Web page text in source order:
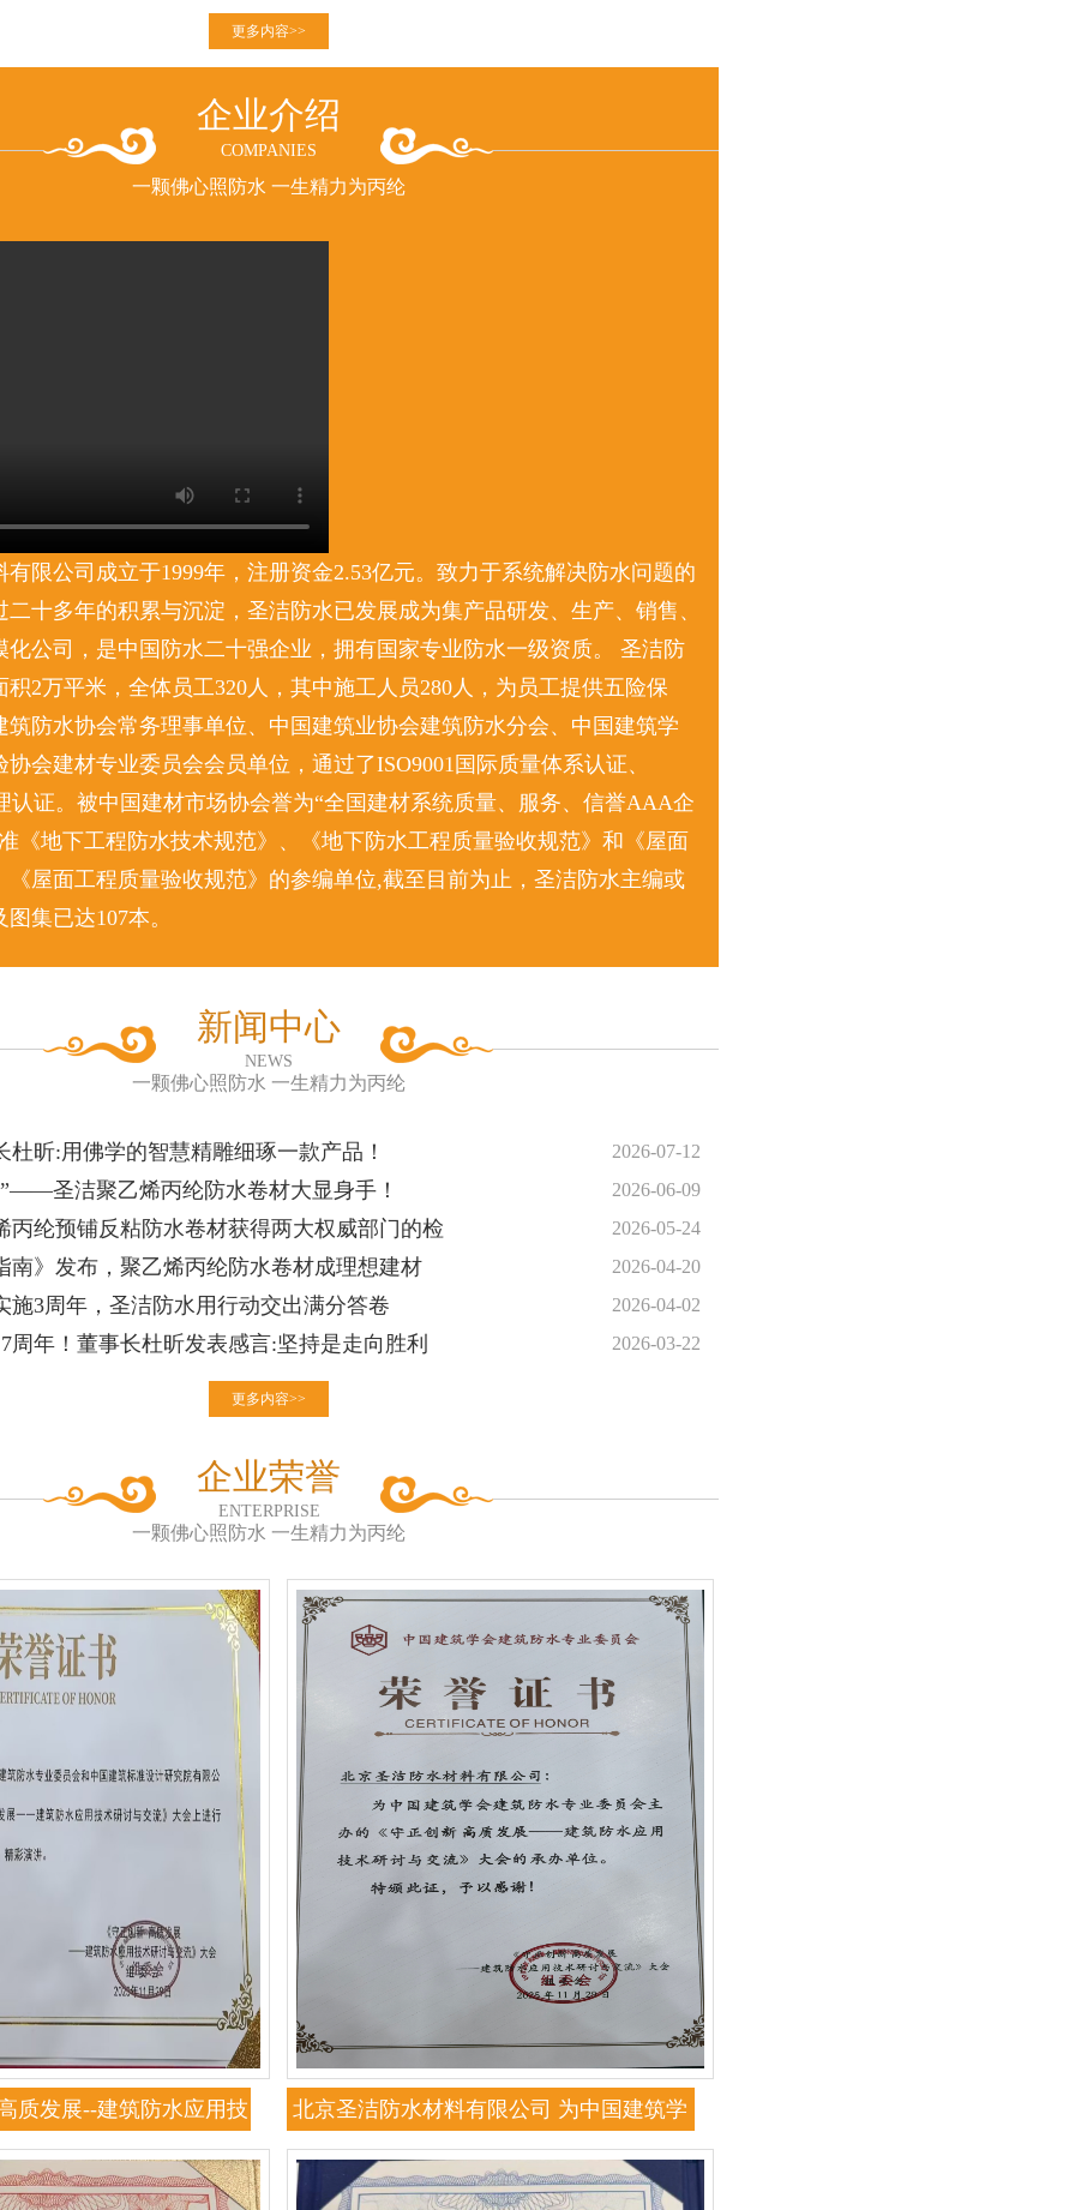
更多内容>>
企业介绍
COMPANIES
一颗佛心照防水 一生精力为丙纶
限公司成立于1999年，注册资金2.53亿元。致力于系统解决防水问题的
十多年的积累与沉淀，圣洁防水已发展成为集产品研发、生产、销售、
化公司，是中国防水二十强企业，拥有国家专业防水一级资质。 圣洁防
2万平米，全体员工320人，其中施工人员280人，为员工提供五险保
筑防水协会常务理事单位、中国建筑业协会建筑防水分会、中国建筑学
会建材专业委员会会员单位，通过了ISO9001国际质量体系认证、
认证。被中国建材市场协会誉为“全国建材系统质量、服务、信誉AAA企
《地下工程防水技术规范》、《地下防水工程质量验收规范》和《屋面
《屋面工程质量验收规范》的参编单位,截至目前为止，圣洁防水主编或
集已达107本。
新闻中心
NEWS
一颗佛心照防水 一生精力为丙纶
杜昕:用佛学的智慧精雕细琢一款产品！ 2026-07-12
圣洁聚乙烯丙纶防水卷材大显身手！ 2026-06-09
丙纶预铺反粘防水卷材获得两大权威部门的检 2026-05-24
南》发布，聚乙烯丙纶防水卷材成理想建材 2026-04-20
施3周年，圣洁防水用行动交出满分答卷 2026-04-02
周年！董事长杜昕发表感言:坚持是走向胜利 2026-03-22
更多内容>>
企业荣誉
ENTERPRISE
一颗佛心照防水 一生精力为丙纶
质发展--建筑防水应用技
北京圣洁防水材料有限公司 为中国建筑学
会